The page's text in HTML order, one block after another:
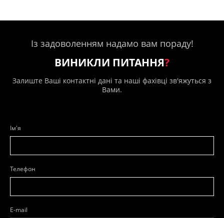
Із задоволенням надамо вам пораду!
ВИНИКЛИ ПИТАННЯ?
Залиште Ваші контактні дані та наші фахівці зв'яжуться з
Вами.
Ім'я
Телефон
E-mail